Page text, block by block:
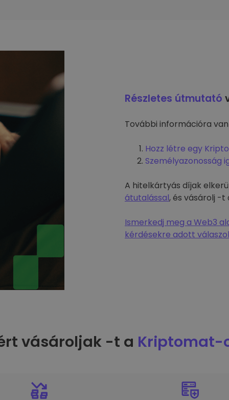
Részletes útmutató
További információra
Hozz létre egy
Személyazonosság
A hitelkártyás díjak
átutalással, és vásárolj -t
Ismerkedj meg a Web3
kérdésekre adott
vásároljak -t a Kriptomat-